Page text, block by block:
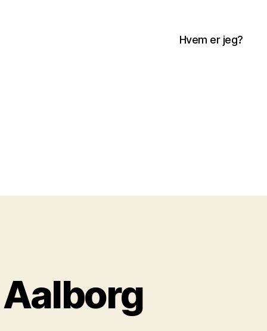
Hvem er jeg?